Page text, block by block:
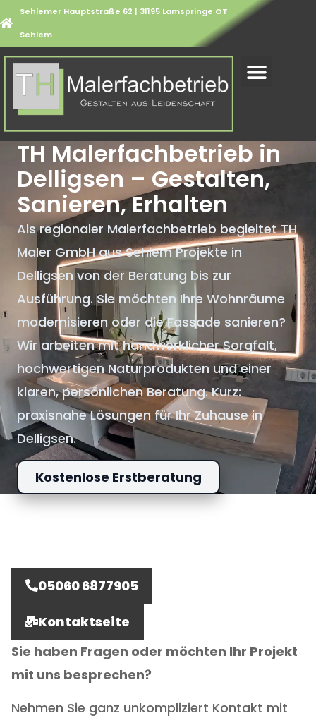
Sehlemer Hauptstraße 62 | 31195 Lamspringe OT
Sehlem
TH Malerfachbetrieb in
Delligsen – Gestalten,
Sanieren, Erhalten
Als regionaler Malerfachbetrieb begleitet TH
Maler GmbH aus Sehlem Projekte in
Delligsen von der Beratung bis zur
Ausführung. Sie möchten Ihre Wohnräume
modernisieren oder die Fassade sanieren?
Wir arbeiten mit handwerklicher Sorgfalt,
hochwertigen Naturprodukten und einer
klaren, persönlichen Beratung. Kurz:
praxisnahe Lösungen für Ihr Zuhause in
Delligsen.
Kostenlose Erstberatung
05060 6877905
Kontaktseite
Sie haben Fragen oder möchten Ihr Projekt
mit uns besprechen?
Nehmen Sie ganz unkompliziert Kontakt mit